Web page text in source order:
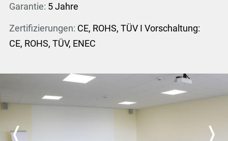
Garantie: 5 Jahre
Zertifizierungen: CE, ROHS, TÜV I Vorschaltung:
CE, ROHS, TÜV, ENEC